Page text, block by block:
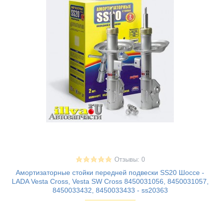
Отзывы: 0
Амортизаторные стойки передней подвески SS20 Шоссе -
LADA Vesta Cross, Vesta SW Cross 8450031056, 8450031057,
8450033432, 8450033433 - ss20363